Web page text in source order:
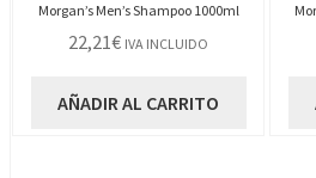
Morgan’s Men’s Shampoo 1000ml
22,21€ IVA INCLUIDO
AÑADIR AL CARRITO